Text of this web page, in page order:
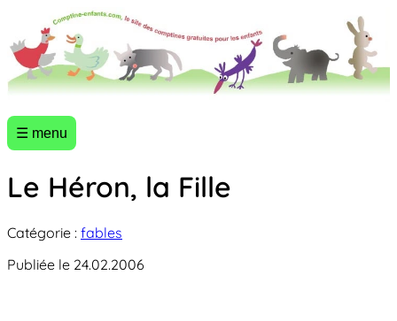
☰ menu
Le Héron, la Fille
Catégorie : fables
Publiée le 24.02.2006